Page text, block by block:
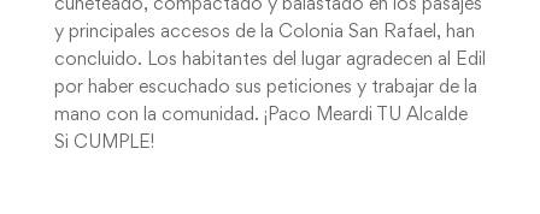
cuneteado, compactado y balastado en los pasajes
y principales accesos de la Colonia San Rafael, han
concluido. Los habitantes del lugar agradecen al Edil
por haber escuchado sus peticiones y trabajar de la
mano con la comunidad. ¡Paco Meardi TU Alcalde
Si CUMPLE!